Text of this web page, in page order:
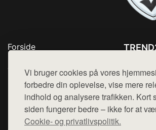
Vi bruger cookies på vores
forbedre din oplevelse, vise mere
indhold og analysere trafikken. Kort
siden fungerer bedre – ikke for at
Cookie- og privatlivspolitik.
Forside
Top Rabatter
Blog
Kontakt
Mail:
Cookie-